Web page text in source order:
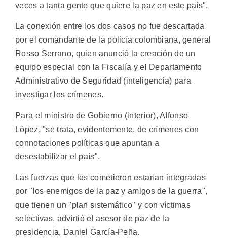
veces a tanta gente que quiere la paz en este país".
La conexión entre los dos casos no fue descartada
por el comandante de la policía colombiana, general
Rosso Serrano, quien anunció la creación de un
equipo especial con la Fiscalía y el Departamento
Administrativo de Seguridad (inteligencia) para
investigar los crímenes.
Para el ministro de Gobierno (interior), Alfonso
López, "se trata, evidentemente, de crímenes con
connotaciones políticas que apuntan a
desestabilizar el país".
Las fuerzas que los cometieron estarían integradas
por "los enemigos de la paz y amigos de la guerra",
que tienen un "plan sistemático" y con víctimas
selectivas, advirtió el asesor de paz de la
presidencia, Daniel García-Peña.